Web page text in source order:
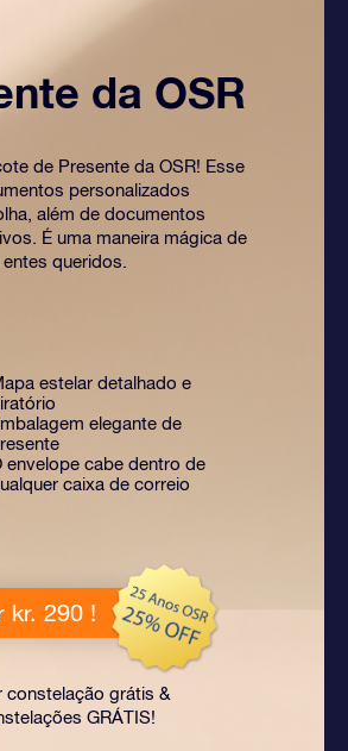
da OSR
de Presente da OSR! Esse
personalizados
além de documentos
É uma maneira mágica de
queridos.
estelar detalhado e
elegante de
envelope cabe dentro de
caixa de correio
kr. 290 !
grátis &
GRÁTIS!